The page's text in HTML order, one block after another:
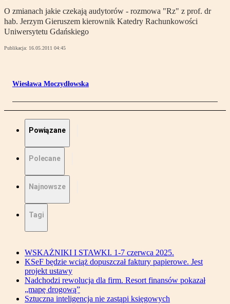
O zmianach jakie czekają audytorów - rozmowa "Rz" z prof. dr
hab. Jerzym Gieruszem kierownik Katedry Rachunkowości
Uniwersytetu Gdańskiego
Publikacja: 16.05.2011 04:45
Wiesława Moczydłowska
Powiązane
Polecane
Najnowsze
Tagi
WSKAŻNIKI I STAWKI. 1-7 czerwca 2025.
KSeF będzie wciąż dopuszczał faktury papierowe. Jest
projekt ustawy
Nadchodzi rewolucja dla firm. Resort finansów pokazał
„mapę drogową”
Sztuczna inteligencja nie zastąpi księgowych